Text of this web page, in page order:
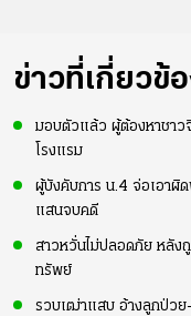
ข่าวที่เกี่ยวข้
มอบตัวแล้ว ผู้ต้องหาชาว
โรงแรม
ผู้บังคับการ น.4 จ่อเอาผิ
แสนจบคดี
สาวหวั่นไม่ปลอดภัย หลัง
ทรัพย์
รวบเฒ่าแสบ อ้างลูกป่วย